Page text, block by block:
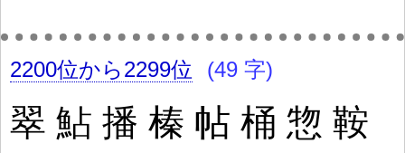
2200位から2299位 (49 字)
翠 鮎 播 榛 帖 桶 惣 鞍